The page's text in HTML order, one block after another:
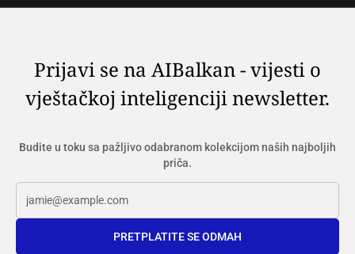
Prijavi se na AIBalkan - vijesti o
vještačkoj inteligenciji newsletter.
Budite u toku sa pažljivo odabranom kolekcijom naših najboljih
priča.
PRETPLATITE SE ODMAH